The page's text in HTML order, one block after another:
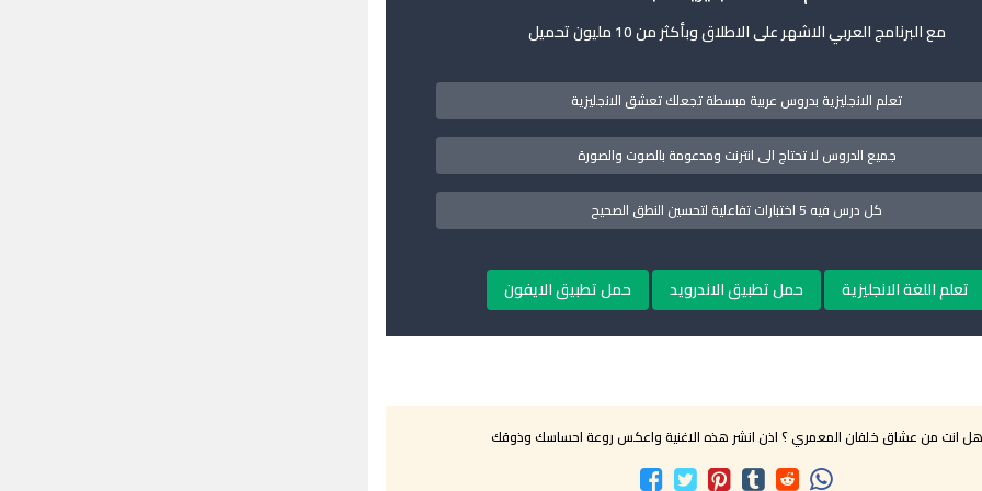
مع البرنامج العربي الاشهر على الاطلاق وبأكثر من 10 مليون تحميل
تعلم الانجليزية بدروس عربية مبسطة تجعلك تعشق الانجليزية
جميع الدروس لا تحتاج الى انترنت ومدعومة بالصوت والصورة
كل درس فيه 5 اختبارات تفاعلية لتحسين النطق الصحيح
تعلم اللغة الانجليزية حمل تطبيق الاندرويد حمل تطبيق الايفون
هل انت من عشاق خلفان المعمري ؟ اذن انشر هذه الاغنية واعكس روعة احساسك وذوقك